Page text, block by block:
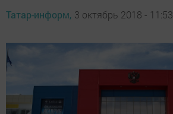
Татар-информ, 3 октябрь 2018 - 11:53